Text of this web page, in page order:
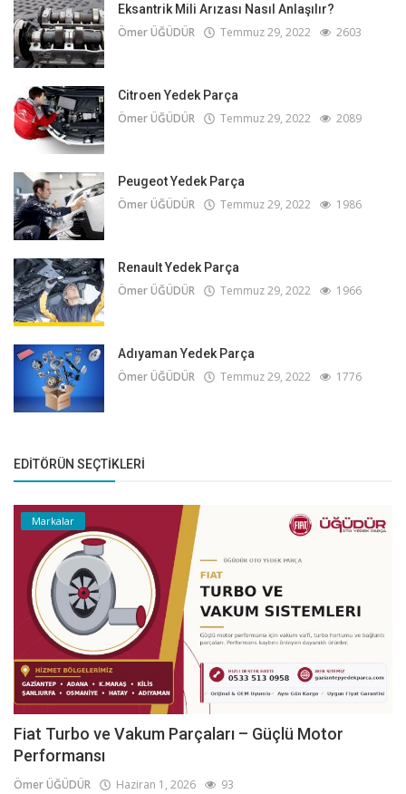
Eksantrik Mili Arızası Nasıl Anlaşılır?
Ömer ÜĞÜDÜR Temmuz 29, 2022 2603
Citroen Yedek Parça
Ömer ÜĞÜDÜR Temmuz 29, 2022 2089
Peugeot Yedek Parça
Ömer ÜĞÜDÜR Temmuz 29, 2022 1986
Renault Yedek Parça
Ömer ÜĞÜDÜR Temmuz 29, 2022 1966
Adıyaman Yedek Parça
Ömer ÜĞÜDÜR Temmuz 29, 2022 1776
EDITÖRÜN SEÇTIKLERI
Markalar
Fiat Turbo ve Vakum Parçaları – Güçlü Motor
Performansı
Ömer ÜĞÜDÜR Haziran 1, 2026 93